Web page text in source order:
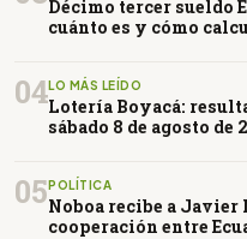
Décimo tercer sueldo
cuánto es y cómo
04LO MÁS LEÍDO
Lotería Boyacá:
sábado 8 de agosto de
05POLÍTICA
Noboa recibe a
cooperación entre